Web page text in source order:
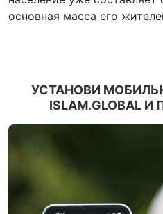
основная масса его
УСТАНОВИ
ISLAM.GLOBAL